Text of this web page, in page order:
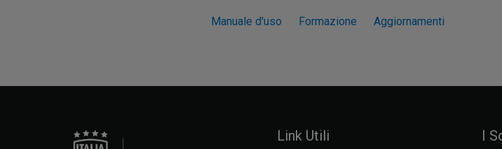
Manuale d'uso Formazione Aggiornamenti
Link Utili I